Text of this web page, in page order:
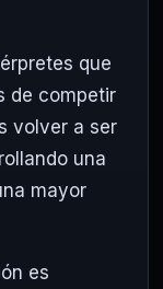
que
de competir
volver a ser
una
mayor
es